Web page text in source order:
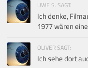
UWE S. SAGT:
Ich denke,
1977 wären
OLIVER SAGT:
Ich sehe dort